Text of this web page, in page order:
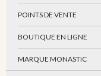
POINTS DE VENTE
BOUTIQUE EN LIGNE
MARQUE MONASTIC